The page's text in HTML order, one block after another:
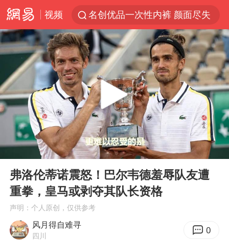
视频
名创优品一次性内裤 颜面尽失
四川宜宾3.4级地震
伊斯兰版北约来了吗
云南一地村民过火把节意外灼伤16人
中国父女泰国骑摩托车坠崖1死1伤
香港宏福苑火灾或由烟头引起
网约车司机充电时猝死保险拒赔
浙江台州《告全体市民书》
周末打虎 宋致远被查
多所高校取消艺考
陕西柞水泥石流已致2死 仍有1人失联
Play
00:00 03:16
弗洛伦蒂诺震怒！巴尔韦德羞辱队友遭
重拳，皇马或剥夺其队长资格
声明：个人原创，仅供参考
风月得自难寻
四川 0